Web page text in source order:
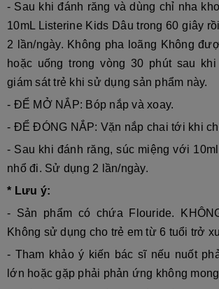
- Sau khi đánh răng và dùng chỉ nha
10mL Listerine Kids Dâu trong 60 giây
2 lần/ngày. Không pha loãng Không
hoặc uống trong vòng 30 phút sau
giám sát trẻ khi sử dụng sản phẩm này.
- ĐỂ MỞ NẮP: Bóp nắp và xoay.
- ĐỂ ĐÓNG NẮP: Vặn nắp chai tới khi
- Sau khi đánh răng, súc miệng với
nhổ đi. Sử dụng 2 lần/ngày.
* Lưu ý:
- Sản phẩm có chứa Flouride.
Không sử dụng cho trẻ em từ 6 tuổi trở
- Tham khảo ý kiến bác sĩ nếu nuốt
lớn hoặc gặp phải phản ứng không